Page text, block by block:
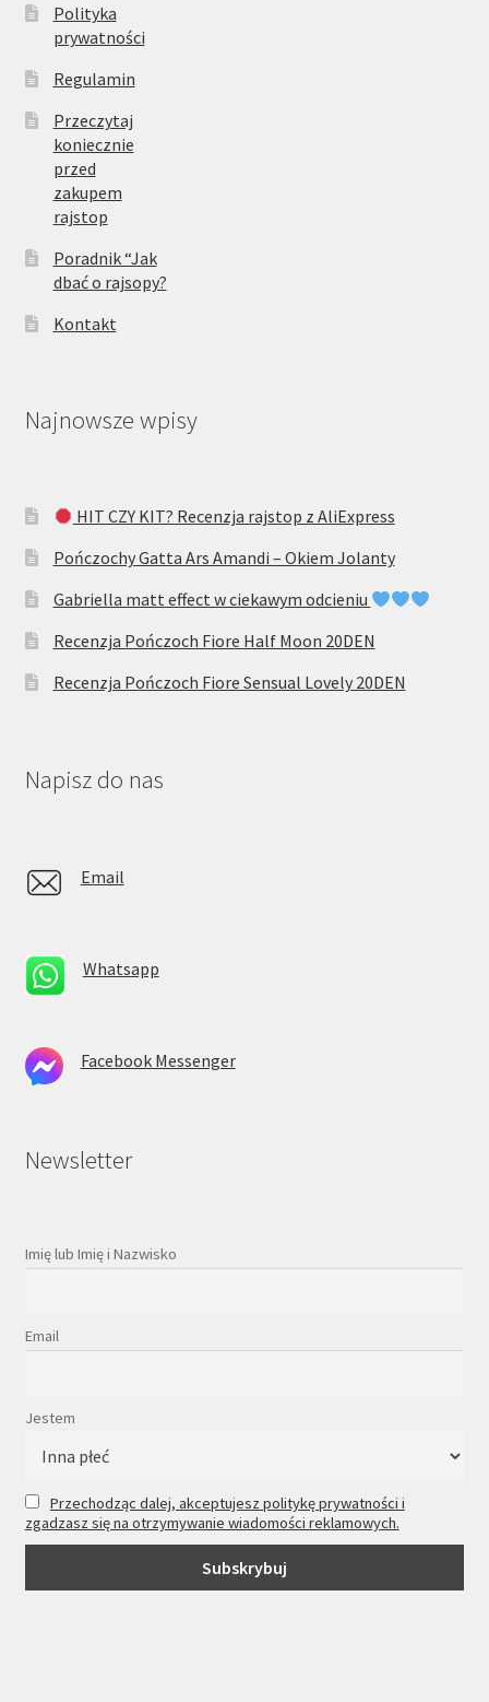
Polityka
prywatności
Regulamin
Przeczytaj
koniecznie
przed
zakupem
rajstop
Poradnik “Jak
dbać o rajsopy?
Kontakt
Najnowsze wpisy
HIT CZY KIT? Recenzja rajstop z AliExpress
Pończochy Gatta Ars Amandi – Okiem Jolanty
Gabriella matt effect w ciekawym odcieniu
Recenzja Pończoch Fiore Half Moon 20DEN
Recenzja Pończoch Fiore Sensual Lovely 20DEN
Napisz do nas
Email
Whatsapp
Facebook Messenger
Newsletter
Imię lub Imię i Nazwisko
Email
Jestem
Przechodząc dalej, akceptujesz politykę prywatności i
zgadzasz się na otrzymywanie wiadomości reklamowych.